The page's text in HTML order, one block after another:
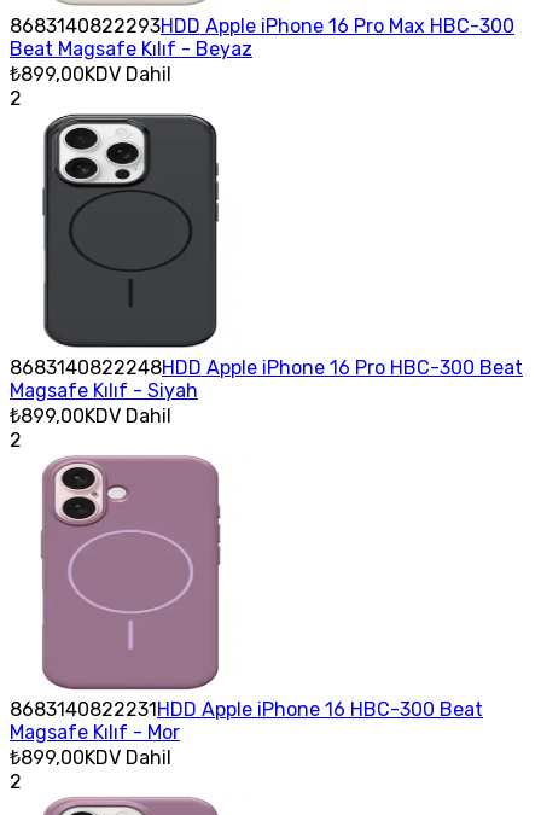
8683140822293HDD Apple iPhone 16 Pro Max HBC-300
Beat Magsafe Kılıf - Beyaz
₺899,00KDV Dahil
2
8683140822248HDD Apple iPhone 16 Pro HBC-300 Beat
Magsafe Kılıf - Siyah
₺899,00KDV Dahil
2
8683140822231HDD Apple iPhone 16 HBC-300 Beat
Magsafe Kılıf - Mor
₺899,00KDV Dahil
2